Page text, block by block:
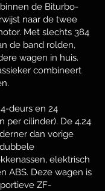
de Biturbo-
naar de twee
Met slechts 384
de band rolden,
wagen in huis.
combineert
deurs en 24
per cilinder). De 4.24
dan vorige
dubbele
elektrisch
ABS. Deze wagen is
ZF-